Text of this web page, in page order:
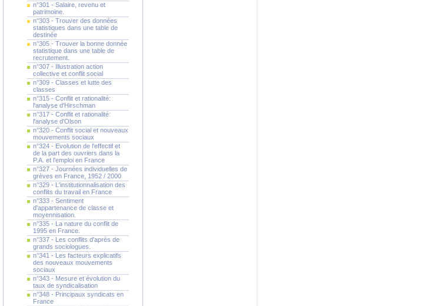
n°301 - Salaire, revenu et
patrimoine.
n°303 - Trouver des données
statistiques dans une table de
destinée
n°305 - Trouver la bonne donnée
statistique dans une table de
recrutement.
n°307 - Illustration action
collective et conflit social
n°309 - Classes et lutte des
classes
n°315 - Conflit et rationalité:
l'analyse d'Hirschman
n°317 - Conflit et rationalité:
l'analyse d'Olson
n°320 - Conflit social et nouveaux
mouvements sociaux
n°324 - Evolution de l'effectif et
de la part des ouvriers dans la
P.A. et l'emploi en France
n°327 - Journées individuelles de
grèves en France, 1952 / 2000
n°329 - L'institutionnalisation des
conflits du travail en France
n°333 - Sentiment
d'appartenance de classe et
moyennisation.
n°335 - La nature du conflit de
1995 en France.
n°337 - Les conflits d'après de
grands sociologues.
n°341 - Les facteurs explicatifs
des nouveaux mouvements
sociaux
n°343 - Mesure et évolution du
taux de syndicalisation
n°348 - Principaux syndicats en
France